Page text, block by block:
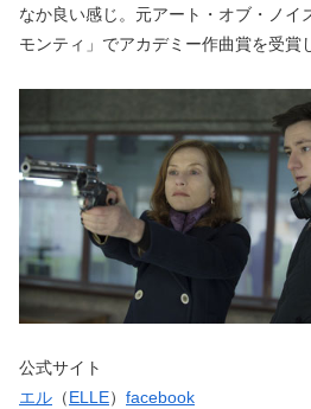
なか良い感じ。元アート・オブ・ノイ
モンティ」でアカデミー作曲賞を受賞
公式サイト
エル （ELLE） facebook